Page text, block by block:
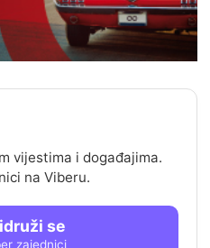
vijestima i događajima.
na Viberu.
se
zajednici